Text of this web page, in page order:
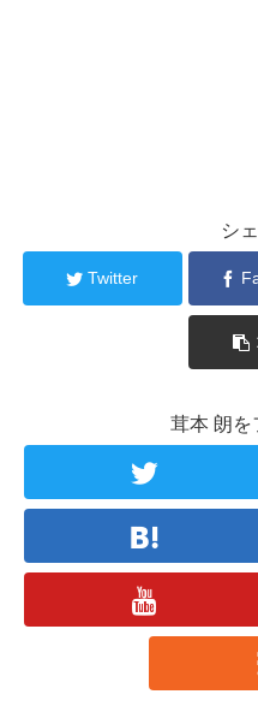
シ
Twitter
茸本 朗を